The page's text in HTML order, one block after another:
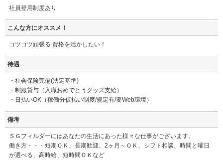
社員登用制度あり
こんな方にオススメ！
コツコツ頑張る 資格を活かしたい！
待遇
・社会保険完備(法定基準)
・制服貸与（入職おめでとうグッズ支給）
・日払いOK（稼働分仮払い制度/規定有/要Web環境）
備考
ＳＧフィルダーにはあなたの生活にあった様々な仕事がございます。
働き方・・・短期ＯＫ、長期歓迎、2ヶ月～ＯＫ、シフト相談、時間と曜日
が選べる、高時給、短時間ＯＫなど